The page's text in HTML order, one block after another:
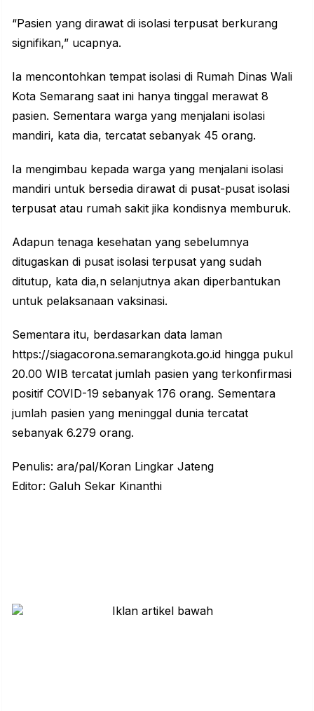
“Pasien yang dirawat di isolasi terpusat berkurang
signifikan,” ucapnya.
Ia mencontohkan tempat isolasi di Rumah Dinas Wali
Kota Semarang saat ini hanya tinggal merawat 8
pasien. Sementara warga yang menjalani isolasi
mandiri, kata dia, tercatat sebanyak 45 orang.
Ia mengimbau kepada warga yang menjalani isolasi
mandiri untuk bersedia dirawat di pusat-pusat isolasi
terpusat atau rumah sakit jika kondisnya memburuk.
Adapun tenaga kesehatan yang sebelumnya
ditugaskan di pusat isolasi terpusat yang sudah
ditutup, kata dia,n selanjutnya akan diperbantukan
untuk pelaksanaan vaksinasi.
Sementara itu, berdasarkan data laman
https://siagacorona.semarangkota.go.id hingga pukul
20.00 WIB tercatat jumlah pasien yang terkonfirmasi
positif COVID-19 sebanyak 176 orang. Sementara
jumlah pasien yang meninggal dunia tercatat
sebanyak 6.279 orang.
Penulis: ara/pal/Koran Lingkar Jateng
Editor: Galuh Sekar Kinanthi